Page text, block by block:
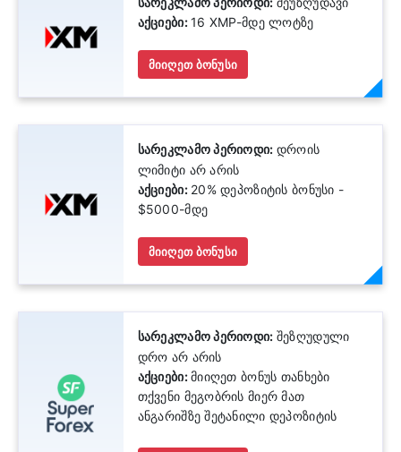
აქციები:16 XMP-მდე ლოტზე
მიიღეთ ბონუსი
სარეკლამო პერიოდი: დროის
ლიმიტი არ არის
აქციები: 20% დეპოზიტის ბონუსი -
$5000-მდე
მიიღეთ ბონუსი
სარეკლამო პერიოდი: შეზღუდული
დრო არ არის
აქციები:მიიღეთ ბონუს თანხები
თქვენი მეგობრის მიერ მათ
ანგარიშზე შეტანილი დეპოზიტის